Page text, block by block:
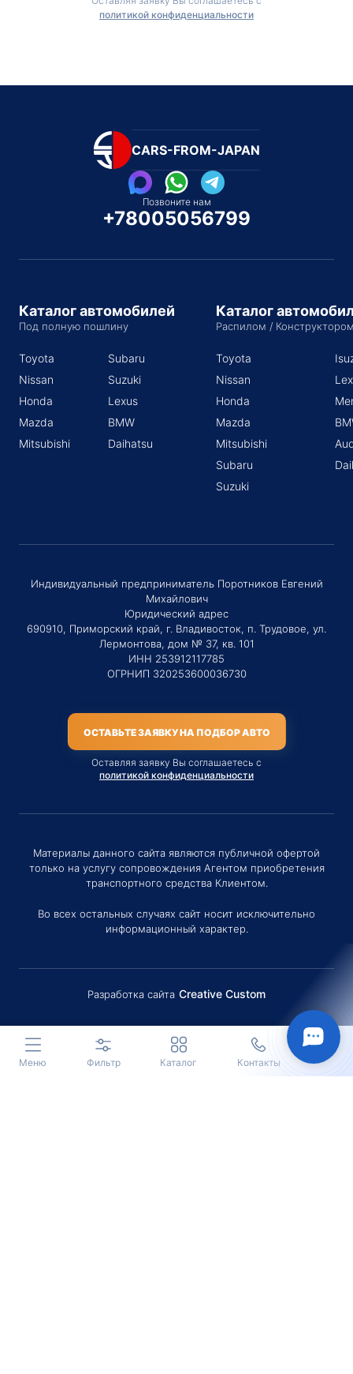
политикой конфиденциальности
CARS-FROM-JAPAN
Позвоните нам
+78005056799
Каталог автомобилей
Под полную пошлину
Toyota
Nissan
Honda
Mazda
Mitsubishi
Subaru
Suzuki
Lexus
BMW
Daihatsu
Каталог
Распилом /
Toyota
Nissan
Honda
Mazda
Mitsubishi
Subaru
Suzuki
Индивидуальный предприниматель Поротников Евгений
Михайлович
Юридический адрес
690910, Приморский край, г. Владивосток, п. Трудовое, ул.
Лермонтова, дом № 37, кв. 101
ИНН 253912117785
ОГРНИП 320253600036730
ОСТАВЬТЕ ЗАЯВКУ НА ПОДБОР АВТО
Оставляя заявку Вы соглашаетесь с
политикой конфиденциальности
Материалы данного сайта являются публичной офертой
только на услугу сопровождения Агентом приобретения
транспортного средства Клиентом.
Во всех остальных случаях сайт носит исключительно
информационный характер.
Разработка сайта Creative Custom
Меню Фильтр Каталог Контакты